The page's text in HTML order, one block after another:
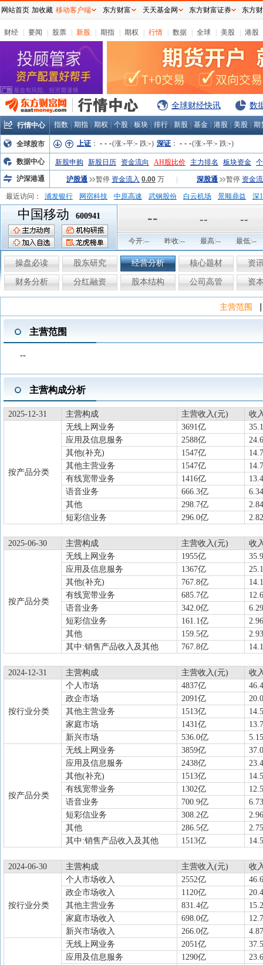
财经 要闻 股票 新股 期指 期权 行情 数据 全球 美股 港股
全球财经快讯 数
行情中心 指数 期指 期权 个股 板块 排行 新股 基金 港股 美股 期
全球股市 上证 ： - - -(涨:-平:- 跌:-) 深证 ： - - -(涨:-平:- 跌:-)
数据中心 新股申购 新股日历 资金流向 AH股比价 主力排名 板块资金
沪深港通
沪股通 暂停 资金流入 0.00 万 深股通 暂停 资金
最近访问： 浦发银行 网宿科技 中原高速 武钢股份 白云机场 景顺鼎益
深
弘业股份
富临运业
中国移动 600941 -- -- --
今开:-- 昨收:-- 最高:-- 最低:--
操盘必读 股东研究 经营分析 核心题材 资
财务分析 分红融资 股本结构 公司高管 资
主营范围
主营范围
--
主营构成分析
2025-12-31 主营构成 主营收入(元) 收
按产品分类
无线上网业务 3691亿
应用及信息服务
2588亿
其他(补充)
1547亿
其他主营业务
1547亿
有线宽带业务
1416亿
语音业务
666.3亿
其他
298.7亿
短彩信业务
296.0亿
2025-06-30 主营构成 主营收入(元) 收
按产品分类
无线上网业务 1955亿
应用及信息服务
1367亿
其他(补充)
767.8亿
有线宽带业务
685.7亿
语音业务
342.0亿
短彩信业务
161.1亿
其他
159.5亿
其中:销售产品收入及其他
767.8亿
2024-12-31 主营构成 主营收入(元) 收
按行业分类
个人市场 4837亿
政企市场
2091亿
其他主营业务
1513亿
家庭市场
1431亿
新兴市场
536.0亿
按产品分类
无线上网业务 3859亿
应用及信息服务
2438亿
其他(补充)
1513亿
有线宽带业务
1302亿
语音业务
700.9亿
短彩信业务
308.2亿
其他
286.5亿
其中:销售产品收入及其他
1513亿
2024-06-30 主营构成 主营收入(元) 收
按行业分类
个人市场收入 2552亿
政企市场收入
1120亿
其他主营业务
831.4亿
家庭市场收入
698.0亿
新兴市场收入
266.0亿
无线上网业务 2051亿
应用及信息服务
1290亿
网站首页 加收藏 移动客户端 东方财富 天天基金网 东方财富证券 东方